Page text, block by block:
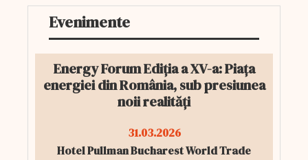
Evenimente
Energy Forum Ediția a XV-a: Piața
energiei din România, sub presiunea
noii realități
31.03.2026
Hotel Pullman Bucharest World Trade